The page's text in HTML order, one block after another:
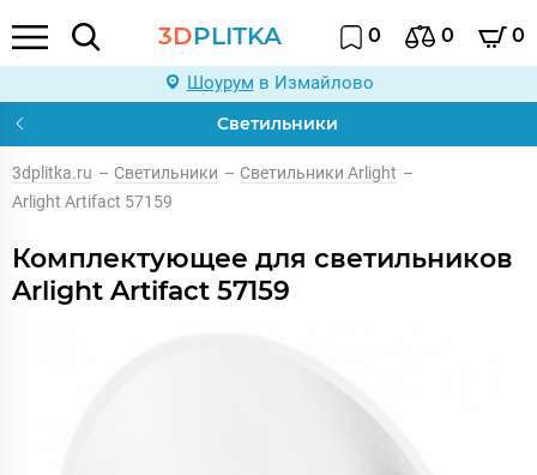
3DPLITKA 0 0 0
Шоурум в Измайлово
Светильники
3dplitka.ru – Светильники – Светильники Arlight –
Arlight Artifact 57159
Комплектующее для светильников
Arlight Artifact 57159